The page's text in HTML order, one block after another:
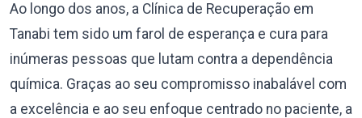
Ao longo dos anos, a Clínica de Recuperação em
Tanabi tem sido um farol de esperança e cura para
inúmeras pessoas que lutam contra a dependência
química. Graças ao seu compromisso inabalável com
a excelência e ao seu enfoque centrado no paciente, a